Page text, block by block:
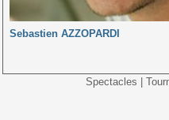
Sebastien AZZOPARDI
Spectacles